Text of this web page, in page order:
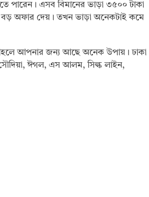
পারেন। এসব বিমানের ভাড়া ৩৫০০ টাকা
বড় অফার দেয়। তখন ভাড়া অনেকটাই কমে
আপনার জন্য আছে অনেক উপায়। ঢাকা
সৌদিয়া, ঈগল, এস আলম, সিল্ক লাইন,